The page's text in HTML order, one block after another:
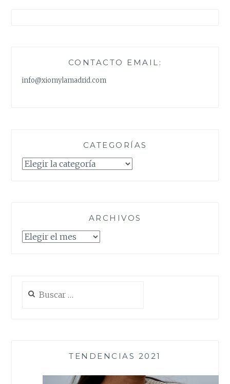
CONTACTO EMAIL:
info@xiomylamadrid.com
CATEGORÍAS
Categorías
ARCHIVOS
Archivos
TENDENCIAS 2021